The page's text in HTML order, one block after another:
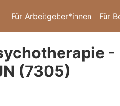
Für Arbeitgeber*innen Für
(7305)